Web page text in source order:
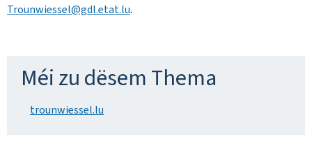
Trounwiessel@gdl.etat.lu.
Méi zu dësem Thema
trounwiessel.lu